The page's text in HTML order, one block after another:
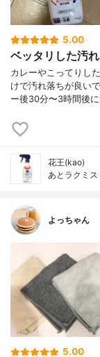
5.00
ベッタリした汚
カレーやこってりし
けで汚れ落ちが良い
ー後30分〜3時間後
花王(kao)
あとラクミス
よっちゃん
5.00